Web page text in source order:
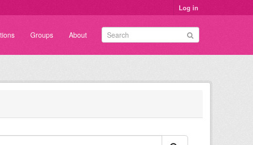
Log in
Groups About